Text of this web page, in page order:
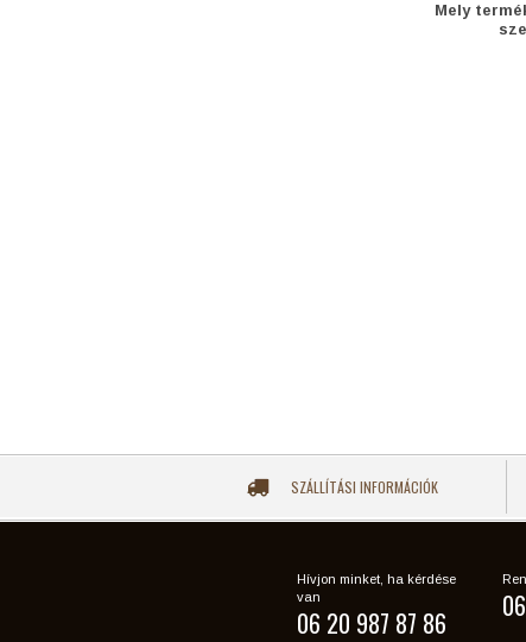
Mely
SZÁLLÍTÁSI INFORMÁCIÓK
Hívjon minket, ha kérdése
van
06 20 987 87 86